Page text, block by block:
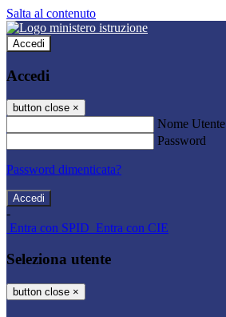
Salta al contenuto
Accedi
Accedi
button close ×
Nome Utente
Password
Password dimenticata?
-
Entra con SPID Entra con CIE
Seleziona utente
button close ×